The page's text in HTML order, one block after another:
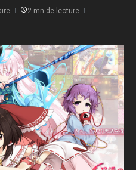
2 mn de lecture